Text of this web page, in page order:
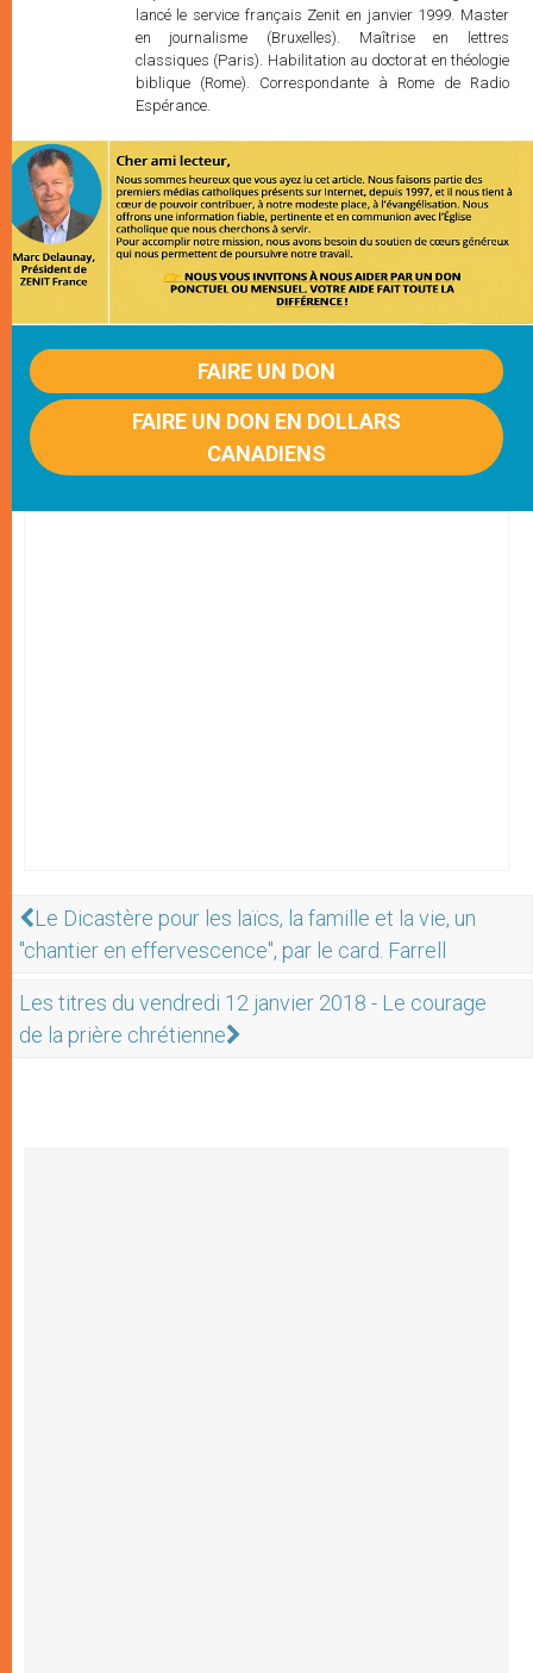
lancé le service français Zenit en janvier 1999. Master
en journalisme (Bruxelles). Maîtrise en lettres
classiques (Paris). Habilitation au doctorat en théologie
biblique (Rome). Correspondante à Rome de Radio
Espérance.
FAIRE UN DON
FAIRE UN DON EN DOLLARS
CANADIENS
Le Dicastère pour les laïcs, la famille et la vie, un
"chantier en effervescence", par le card. Farrell
Les titres du vendredi 12 janvier 2018 - Le courage
de la prière chrétienne